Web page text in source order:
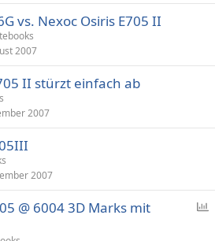
vs. Nexoc Osiris E705 II
2007
II stürzt einfach ab
2007
2007
@ 6004 3D Marks mit